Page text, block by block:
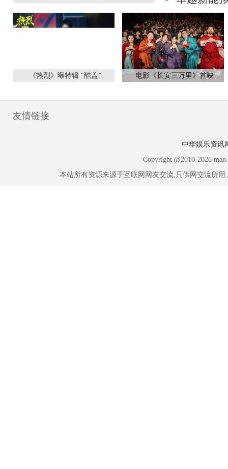
《热烈》曝特辑 “酷盖” 电影《长安三万里》首映
友情链接
中华娱乐资讯
Copyright @2010-2026
本站所有资源来源于互联网网友交流,只供网交流所